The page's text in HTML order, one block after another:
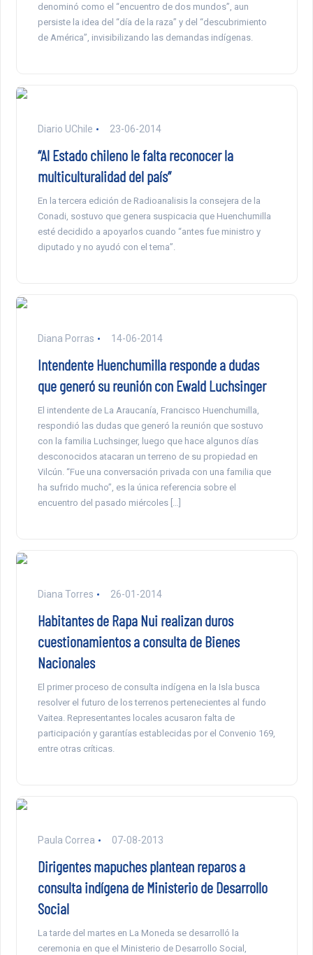
denominó como el “encuentro de dos mundos”, aun
persiste la idea del “día de la raza” y del “descubrimiento
de América”, invisibilizando las demandas indígenas.
Diario UChile 23-06-2014
“Al Estado chileno le falta reconocer la
multiculturalidad del país”
En la tercera edición de Radioanalisis la consejera de la
Conadi, sostuvo que genera suspicacia que Huenchumilla
esté decidido a apoyarlos cuando “antes fue ministro y
diputado y no ayudó con el tema”.
Diana Porras 14-06-2014
Intendente Huenchumilla responde a dudas
que generó su reunión con Ewald Luchsinger
El intendente de La Araucanía, Francisco Huenchumilla,
respondió las dudas que generó la reunión que sostuvo
con la familia Luchsinger, luego que hace algunos días
desconocidos atacaran un terreno de su propiedad en
Vilcún. “Fue una conversación privada con una familia que
ha sufrido mucho”, es la única referencia sobre el
encuentro del pasado miércoles […]
Diana Torres 26-01-2014
Habitantes de Rapa Nui realizan duros
cuestionamientos a consulta de Bienes
Nacionales
El primer proceso de consulta indígena en la Isla busca
resolver el futuro de los terrenos pertenecientes al fundo
Vaitea. Representantes locales acusaron falta de
participación y garantías establecidas por el Convenio 169,
entre otras críticas.
Paula Correa 07-08-2013
Dirigentes mapuches plantean reparos a
consulta indígena de Ministerio de Desarrollo
Social
La tarde del martes en La Moneda se desarrolló la
ceremonia en que el Ministerio de Desarrollo Social,